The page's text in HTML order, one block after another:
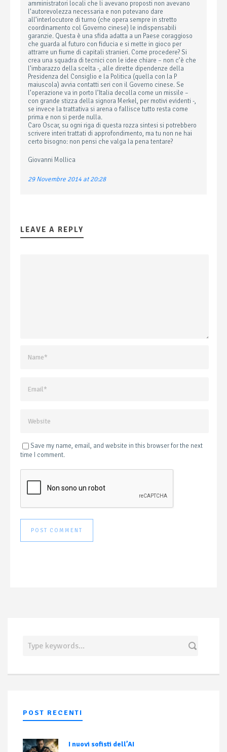
amministratori locali che li avevano proposti non avevano
l’autorevolezza necessaria e non potevano dare
all’interlocutore di turno (che opera sempre in stretto
coordinamento col Governo cinese) le indispensabili
garanzie. Questa è una sfida adatta a un Paese coraggioso
che guarda al futuro con fiducia e si mette in gioco per
attrarre un fiume di capitali stranieri. Come procedere? Si
crea una squadra di tecnici con le idee chiare – non c’è che
l’imbarazzo della scelta -, alle dirette dipendenze della
Presidenza del Consiglio e la Politica (quella con la P
maiuscola) avvia contatti seri con il Governo cinese. Se
l’operazione va in porto l’Italia decolla come un missile –
con grande stizza della signora Merkel, per motivi evidenti -,
se invece la trattativa si arena o fallisce tutto resta come
prima e non si perde nulla.
Caro Oscar, su ogni riga di questa rozza sintesi si potrebbero
scrivere interi trattati di approfondimento, ma tu non ne hai
certo bisogno: non pensi che valga la pena tentare?
Giovanni Mollica
29 Novembre 2014 at 20:28
LEAVE A REPLY
Save my name, email, and website in this browser for the next
time I comment.
POST RECENTI
I nuovi sofisti dell’AI